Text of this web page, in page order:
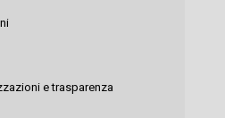
e trasparenza